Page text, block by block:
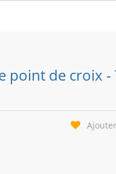
point de croix -